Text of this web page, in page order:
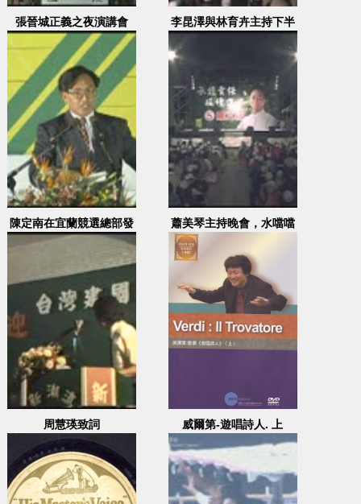
張晉城正義之夜演講會
(二)
李昆澤與林育卉主持下半
場晚會，游盈隆、張溫鷹
陳定南在宜蘭競選總部發
表演說
蕭美琴主持晚會，水噹噹
打擊院團演出
周慧瑛致詞
威爾第-遊唱詩人. 上
=Verdi : II Trovatore